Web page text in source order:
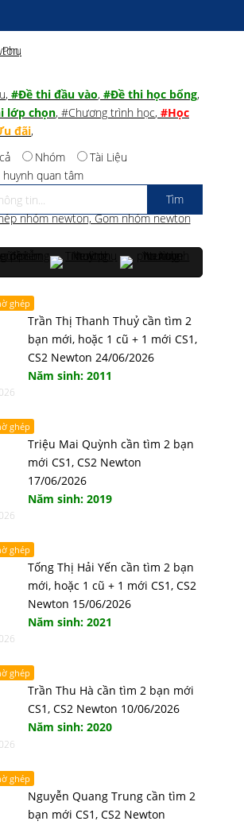
, #Đề thi đầu vào, #Đề thi học bổng,
lớp chọn, #Chương trình học, #Học
đãi,
Nhóm
Tài Liệu
huynh quan tâm
ghép
Trần Thị Thanh Thuỷ cần tìm 2
bạn mới, hoặc 1 cũ + 1 mới CS1,
CS2 Newton 24/06/2026
Năm sinh: 2011
ghép
Triệu Mai Quỳnh cần tìm 2 bạn
mới CS1, CS2 Newton
17/06/2026
Năm sinh: 2019
ghép
Tống Thị Hải Yến cần tìm 2 bạn
mới, hoặc 1 cũ + 1 mới CS1, CS2
Newton 15/06/2026
Năm sinh: 2021
ghép
Trần Thu Hà cần tìm 2 bạn mới
CS1, CS2 Newton 10/06/2026
Năm sinh: 2020
ghép
Nguyễn Quang Trung cần tìm 2
bạn mới CS1, CS2 Newton